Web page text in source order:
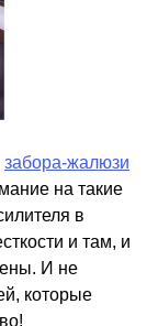
забора-жалюзи
на такие
в
и там, и
И не
которые